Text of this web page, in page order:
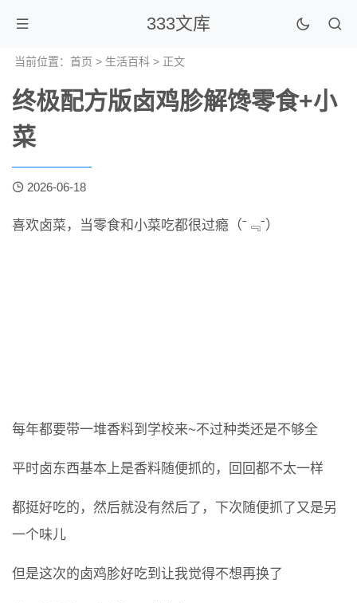
333文库
当前位置： 首页 > 生活百科 > 正文
终极配方版卤鸡胗解馋零食+小
菜
2026-06-18
喜欢卤菜，当零食和小菜吃都很过瘾（ˉ﹃ˉ）
每年都要带一堆香料到学校来~不过种类还是不够全
平时卤东西基本上是香料随便抓的，回回都不太一样
都挺好吃的，然后就没有然后了，下次随便抓了又是另
一个味儿
但是这次的卤鸡胗好吃到让我觉得不想再换了